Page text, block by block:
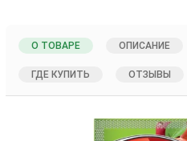
О ТОВАРЕ ОПИСАНИЕ
ГДЕ КУПИТЬ ОТЗЫВЫ